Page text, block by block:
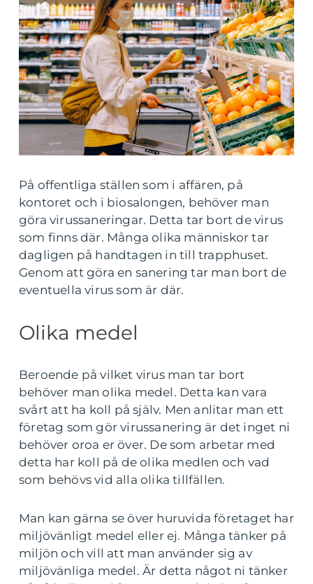
På offentliga ställen som i affären, på
kontoret och i biosalongen, behöver man
göra virussaneringar. Detta tar bort de virus
som finns där. Många olika människor tar
dagligen på handtagen in till trapphuset.
Genom att göra en sanering tar man bort de
eventuella virus som är där.
Olika medel
Beroende på vilket virus man tar bort
behöver man olika medel. Detta kan vara
svårt att ha koll på själv. Men anlitar man ett
företag som gör virussanering är det inget ni
behöver oroa er över. De som arbetar med
detta har koll på de olika medlen och vad
som behövs vid alla olika tillfällen.
Man kan gärna se över huruvida företaget har
miljövänligt medel eller ej. Många tänker på
miljön och vill att man använder sig av
miljövänliga medel. Är detta något ni tänker